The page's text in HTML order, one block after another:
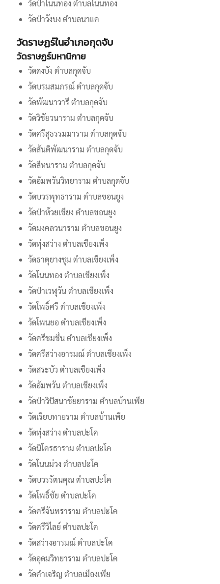
วัดป่าโนนทอง ตําบลโนนทอง
วัดป่าวังบง ตําบลนาแค
วัดราษฏร์ในอำเภอกุดจับ
วัดราษฏร์มหานิกาย
วัดดงบัง ตำบลกุดจับ
วัดบรมสมภรณ์ ตำบลกุดจับ
วัดพัฒนาวารี ตำบลกุดจับ
วัดวิชัยวนาราม ตำบลกุดจับ
วัดศรีสุธรรมมาราม ตำบลกุดจับ
วัดสันติพัฒนาราม ตำบลกุดจับ
วัดสีหนาราม ตำบลกุดจับ
วัดอัมพวันวิทยาราม ตำบลกุดจับ
วัดบวรพุทธาราม ตำบลขอนยูง
วัดป่าห้วยเชียง ตำบลขอนยูง
วัดมงคลวนาราม ตำบลขอนยูง
วัดทุ่งสว่าง ตำบลเชียงเพ็ง
วัดธาตุยางชุม ตำบลเชียงเพ็ง
วัดโนนทอง ตำบลเชียงเพ็ง
วัดป่าเวฬุวัน ตำบลเชียงเพ็ง
วัดโพธิ์ศรี ตำบลเชียงเพ็ง
วัดโพนยอ ตำบลเชียงเพ็ง
วัดศรีชมชื่น ตำบลเชียงเพ็ง
วัดศรีสว่างอารมณ์ ตำบลเชียงเพ็ง
วัดสระบัว ตำบลเชียงเพ็ง
วัดอัมพวัน ตำบลเชียงเพ็ง
วัดป่าวิปัสนาชัยยาราม ตำบลบ้านเพีย
วัดเรียบทายราม ตำบลบ้านเพีย
วัดทุ่งสว่าง ตำบลปะโค
วัดนิโครธาราม ตำบลปะโค
วัดโนนม่วง ตำบลปะโค
วัดบวรรัตนคุณ ตำบลปะโค
วัดโพธิ์ชัย ตำบลปะโค
วัดศรีจันทราราม ตำบลปะโค
วัดศรีวิไลย์ ตำบลปะโค
วัดสว่างอารมณ์ ตำบลปะโค
วัดอุดมวิทยาราม ตำบลปะโค
วัดคำเจริญ ตำบลเมืองเพีย